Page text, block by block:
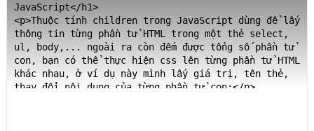
JavaScript</h1>
<p>Thuộc tính children trong JavaScript dùng để lấy
thông tin từng phần tử HTML trong một thẻ select,
ul, body,... ngoài ra còn đếm được tổng số phần tử
con, bạn có thể thực hiện css lên từng phần tử HTML
khác nhau, ở ví dụ này mình lấy giá trị, tên thẻ,
thay đổi nội dung của từng phần tử con:</p>